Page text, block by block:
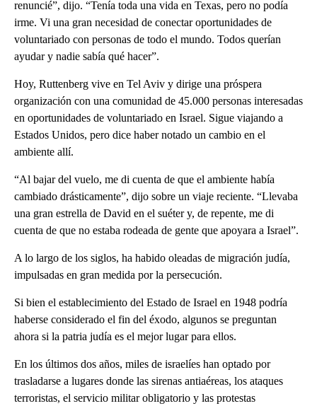
renuncié”, dijo. “Tenía toda una vida en Texas, pero no podía
irme. Vi una gran necesidad de conectar oportunidades de
voluntariado con personas de todo el mundo. Todos querían
ayudar y nadie sabía qué hacer”.
Hoy, Ruttenberg vive en Tel Aviv y dirige una próspera
organización con una comunidad de 45.000 personas interesadas
en oportunidades de voluntariado en Israel. Sigue viajando a
Estados Unidos, pero dice haber notado un cambio en el
ambiente allí.
“Al bajar del vuelo, me di cuenta de que el ambiente había
cambiado drásticamente”, dijo sobre un viaje reciente. “Llevaba
una gran estrella de David en el suéter y, de repente, me di
cuenta de que no estaba rodeada de gente que apoyara a Israel”.
A lo largo de los siglos, ha habido oleadas de migración judía,
impulsadas en gran medida por la persecución.
Si bien el establecimiento del Estado de Israel en 1948 podría
haberse considerado el fin del éxodo, algunos se preguntan
ahora si la patria judía es el mejor lugar para ellos.
En los últimos dos años, miles de israelíes han optado por
trasladarse a lugares donde las sirenas antiaéreas, los ataques
terroristas, el servicio militar obligatorio y las protestas